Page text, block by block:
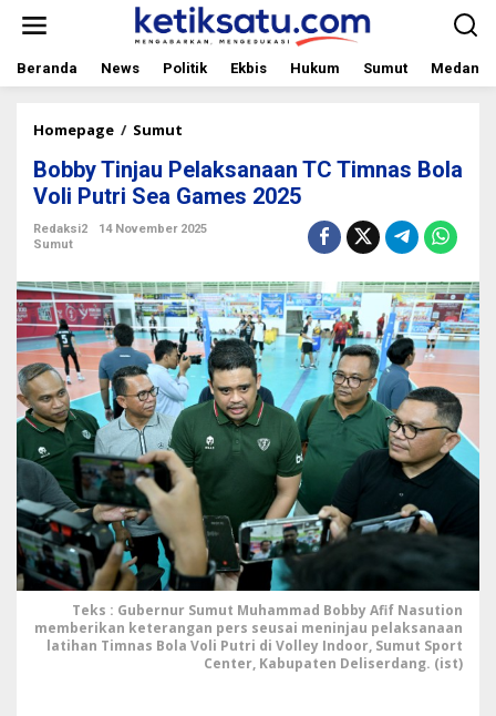
t
Beranda News Politik Ekbis Hukum Sumut Medan
Homepage / Sumut
b
b
y
T
j
a
u
P
e
l
a
k
s
a
n
T
C
T
i
m
Bobby Tinjau Pelaksanaan TC Timnas Bola
Voli Putri Sea Games 2025
Redaksi2
14 November 2025
Sumut
Teks : Gubernur Sumut Muhammad Bobby Afif Nasution
memberikan keterangan pers seusai meninjau pelaksanaan
latihan Timnas Bola Voli Putri di Volley Indoor, Sumut Sport
Center, Kabupaten Deliserdang. (ist)